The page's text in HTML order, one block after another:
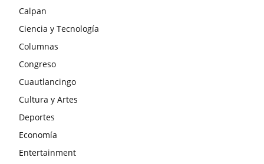
Calpan
Ciencia y Tecnología
Columnas
Congreso
Cuautlancingo
Cultura y Artes
Deportes
Economía
Entertainment